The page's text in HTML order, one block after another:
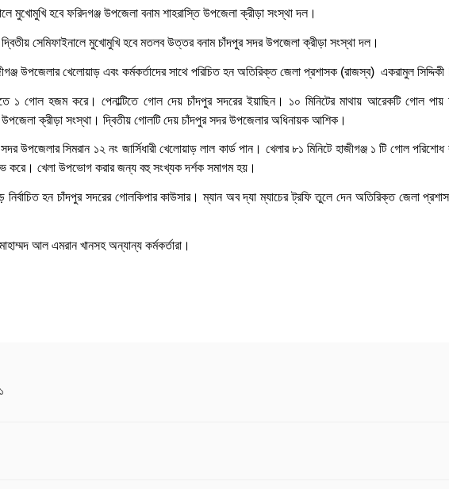
মুখোমুখি হবে ফরিদগঞ্জ উপজেলা বনাম শাহরাস্তি উপজেলা ক্রীড়া সংস্থা দল।
দ্বিতীয় সেমিফাইনালে মুখোমুখি হবে মতলব উত্তর বনাম চাঁদপুর সদর উপজেলা ক্রীড়া সংস্থা দল।
উপজেলার খেলোয়াড় এবং কর্মকর্তাদের সাথে পরিচিত হন অতিরিক্ত জেলা প্রশাসক (রাজস্ব) একরামুল সিদ্দিকী।
১ গোল হজম করে। পেনাল্টিতে গোল দেয় চাঁদপুর সদরের ইয়াছিন। ১০ মিনিটের মাথায় আরেকটি গোল পায়
ক্রীড়া সংস্থা। দ্বিতীয় গোলটি দেয় চাঁদপুর সদর উপজেলার অধিনায়ক আশিক।
সদর উপজেলার সিমরান ১২ নং জার্সিধারী খেলোয়াড় লাল কার্ড পান। খেলার ৮১ মিনিটে হাজীগঞ্জ ১ টি গোল
করে। খেলা উপভোগ করার জন্য বহু সংখ্যক দর্শক সমাগম হয়।
নির্বাচিত হন চাঁদপুর সদরের গোলকিপার কাউসার। ম্যান অব দ্যা ম্যাচের ট্রফি তুলে দেন অতিরিক্ত জেলা
আল এমরান খানসহ অন্যান্য কর্মকর্তারা।